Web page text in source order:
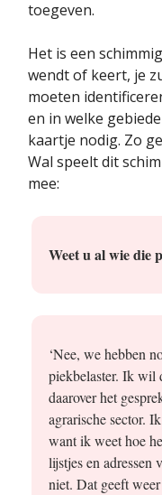
toegeven.
Het is een
wendt of keert, je
moeten
en in welke
kaartje nodig. Zo
Wal speelt dit
mee:
Weet u al wie die
‘Nee, we hebben
piekbelaster. Ik wil
daarover het
agrarische sector.
want ik weet hoe
lijstjes en adressen
niet. Dat geeft